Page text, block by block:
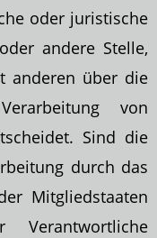
oder juristische
andere Stelle,
anderen über die
von
Sind die
durch das
Mitgliedstaaten